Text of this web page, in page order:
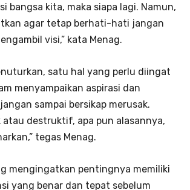
bangsa kita, maka siapa lagi. Namun,
agar tetap berhati-hati jangan
visi,” kata Menag.
satu hal yang perlu diingat
menyampaikan aspirasi dan
sampai bersikap merusak.
atau destruktif, apa pun alasannya,
tegas Menag.
mengingatkan pentingnya memiliki
yang benar dan tepat sebelum